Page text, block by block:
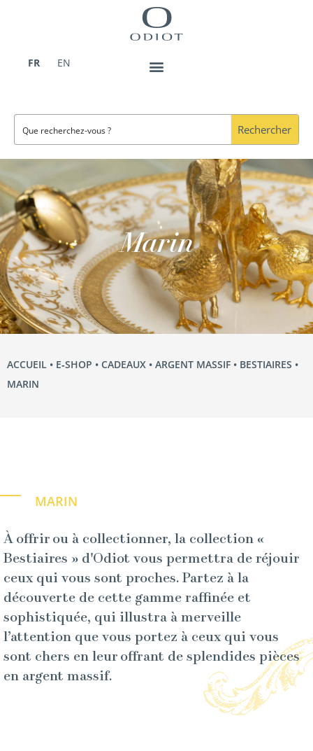
FR
EN
Rechercher
Marin
ACCUEIL • E‑SHOP • CADEAUX • ARGENT MASSIF • BESTIAIRES •
MARIN
MARIN
À offrir ou à collectionner, la collection «
Bestiaires » d'Odiot vous permettra de réjouir
ceux qui vous sont proches. Partez à la
découverte de cette gamme raffinée et
sophistiquée, qui illustra à merveille
l’attention que vous portez à ceux qui vous
sont chers en leur offrant de splendides pièces
en argent massif.